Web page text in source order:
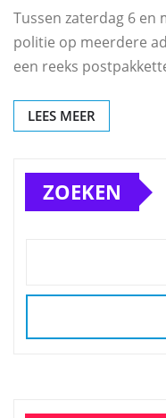
Tussen zaterdag 6 en
politie op meerdere
een reeks
LEES MEER
ZOEKEN